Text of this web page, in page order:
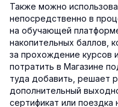
Также можно
непосредственно в
на обучающей
накопительных баллов,
за прохождение курсов
потратить в Магазине
туда добавить, решает
дополнительный
сертификат или поездка